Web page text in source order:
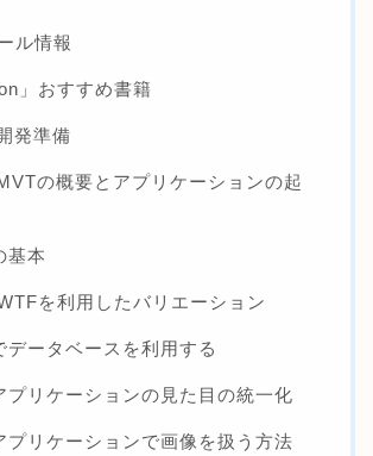
ル情報
」おすすめ書籍
発準備
の概要とアプリケーションの起
基本
を利用したバリエーション
データベースを利用する
プリケーションの見た目の統一化
プリケーションで画像を扱う方法